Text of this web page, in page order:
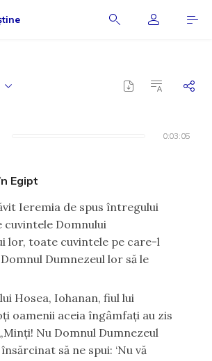
0:03:05
0:03:05
Egipt
Ieremia de spus întregului
Domnului
lor, toate cuvintele pe care-l
Dumnezeul lor să le
Hosea, Iohanan, fiul lui
oamenii aceia îngâmfaţi au zis
Nu Domnul Dumnezeul
să ne spui: ‘Nu vă